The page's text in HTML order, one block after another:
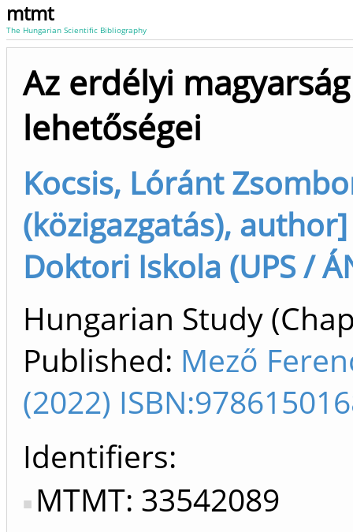
mtmt
The Hungarian Scientific Bibliography
Az erdélyi
lehetőségei
Kocsis, Lóránt
(közigazgatás),
Doktori Iskola (UPS /
Hungarian Study
Published: Mező
(2022)
Identifiers
MTMT: 33542089